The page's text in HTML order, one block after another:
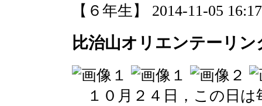
【６年生】 2014-11-05
比治山オリエンテーリン
１０月２４日，この日は